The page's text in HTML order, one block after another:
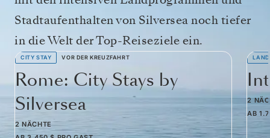
Stadtaufenthalten von Silversea noch tiefer
in die Welt der Top-Reiseziele ein.
CITY STAY VOR DER KREUZFAHRT
Rome: City Stays by
Silversea
2 NÄCHTE
2
AB